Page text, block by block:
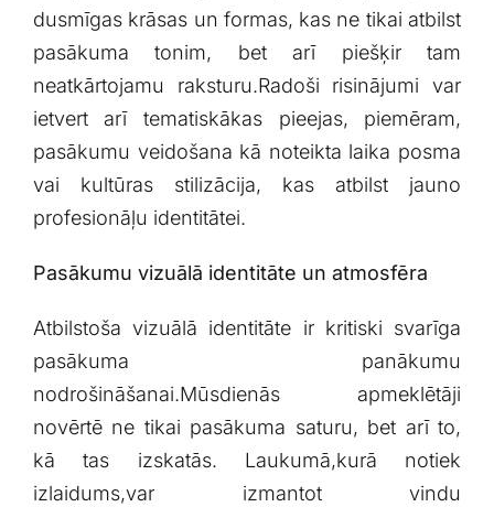
dusmīgas krāsas un formas, kas ne tikai atbilst
pasākuma‌ tonim, bet arī ​piešķir tam
neatkārtojamu raksturu.Radoši risinājumi​ var
ietvert arī tematiskākas ‌pieejas, piemēram,
pasākumu veidošana kā noteikta laika posma
vai‌ kultūras stilizācija, kas atbilst jauno‌
profesionāļu identitātei.
Pasākumu vizuālā identitāte un atmosfēra
Atbilstoša vizuālā identitāte ir kritiski svarīga
pasākuma panākumu
nodrošināšanai.Mūsdienās⁣ apmeklētāji
novērtē ne tikai pasākuma ‍saturu, bet⁤ arī to,
kā tas ⁣izskatās. Laukumā,kurā notiek
izlaidums,var⁢ izmantot‍ vindu